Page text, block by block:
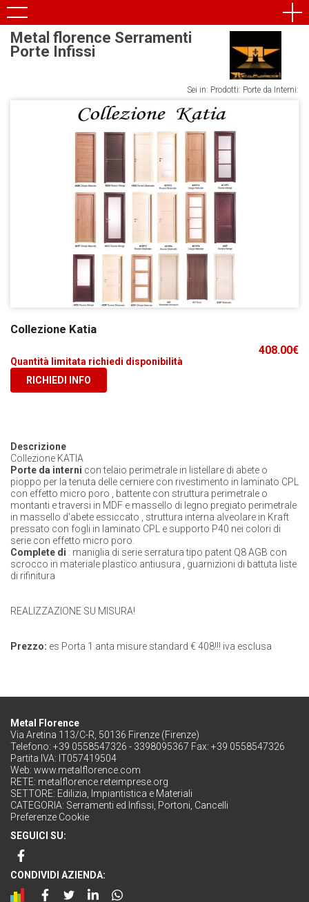
Metal florence Serramenti
Porte Infissi
Sei in: Prodotti: Porte da Interni:
Collezione Katia
408.00€
Quantità limitata richiedi disponibilità
RICHIEDI INFO
Descrizione
Collezione KATIA
Porte da interni con telaio perimetrale in listellare di abete o
pioppo per la tenuta delle cerniere con rivestimento in laminato CPL
con effetto micro poro , battente con struttura perimetrale o
montanti e traversi in MDF e massello di legno pregiato perimetrale
in massello d'abete essiccato , struttura interna alveolare in Kraft
pressato con fogli in laminato CPL e supporto P40 nei colori di
serie con effetto micro poro.
Complete di : maniglia di serie serratura tipo patent Q8 AGB con
scrocco in materiale plastico antiusura , guarnizioni di battuta liste
di rifinitura
REALIZZAZIONE SU MISURA!
Prezzo: es Porta 1 anta misure standard € 408!!! iva esclusa
Metal Florence
Via Aretina 113/C-R, 50136 Firenze (Firenze)
Telefono: +39 0558547326 - 3398095367 Fax: +39 0558547326
Partita IVA: IT057419504
Web: www.metalflorence.com
RETE: metalflorence.reteimprese.org
SETTORE: Edilizia, Impiantistica e Materiali
CATEGORIA: Serramenti ed Infissi, Portoni, Cancelli
Preferenze Cookie
SEGUICI SU:
CONDIVIDI AZIENDA: